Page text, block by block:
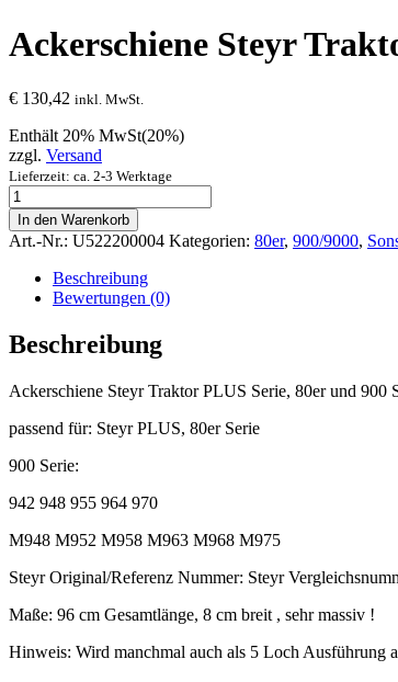
Ackerschiene Steyr
€ 130,42 inkl. MwSt.
Enthält 20% MwSt(20%)
zzgl. Versand
Lieferzeit: ca. 2-3 Werktage
Ackerschiene
Steyr
Traktor
PLUS
Serie,
80er
900
Serie
quantity
In den Warenkorb
Art.-Nr.: U522200004 Kategorien: 80er, 900/9000,
Beschreibung
Bewertungen (0)
Beschreibung
Ackerschiene Steyr Traktor PLUS Serie, 80er und 900
passend für: Steyr PLUS, 80er Serie
900 Serie:
942 948 955 964 970
M948 M952 M958 M963 M968 M975
Steyr Original/Referenz Nummer: Steyr
Maße: 96 cm Gesamtlänge, 8 cm breit , sehr massiv !
Hinweis: Wird manchmal auch als 5 Loch Ausführung